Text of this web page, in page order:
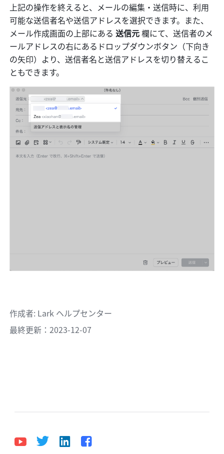
上記の操作を終えると、メールの編集・送信時に、利用
可能な送信者名や送信アドレスを選択できます。また、
メール作成画面の上部にある 送信元 欄にて、送信者のメ
ールアドレスの右にあるドロップダウンボタン（下向き
の矢印）より、送信者名と送信アドレスを切り替えるこ
ともできます。
作成者: Lark ヘルプセンター
最終更新：2023-12-07